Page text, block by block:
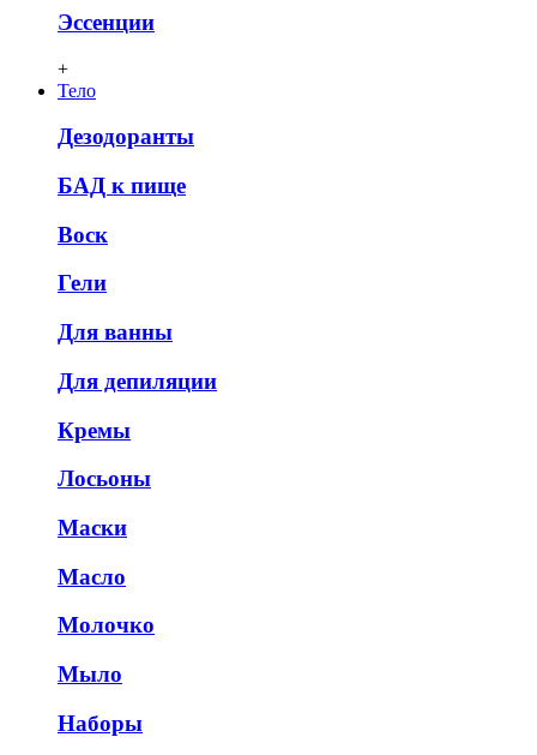
Эссенции
+
Тело
Дезодоранты
БАД к пище
Воск
Гели
Для ванны
Для депиляции
Кремы
Лосьоны
Маски
Масло
Молочко
Мыло
Наборы